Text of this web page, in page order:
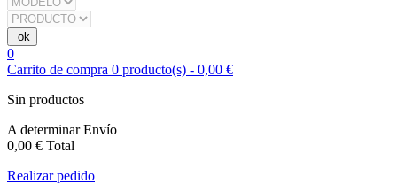
0
Carrito de compra 0 producto(s) - 0,00 €
Sin productos
A determinarEnvío
0,00 € Total
Realizar pedido